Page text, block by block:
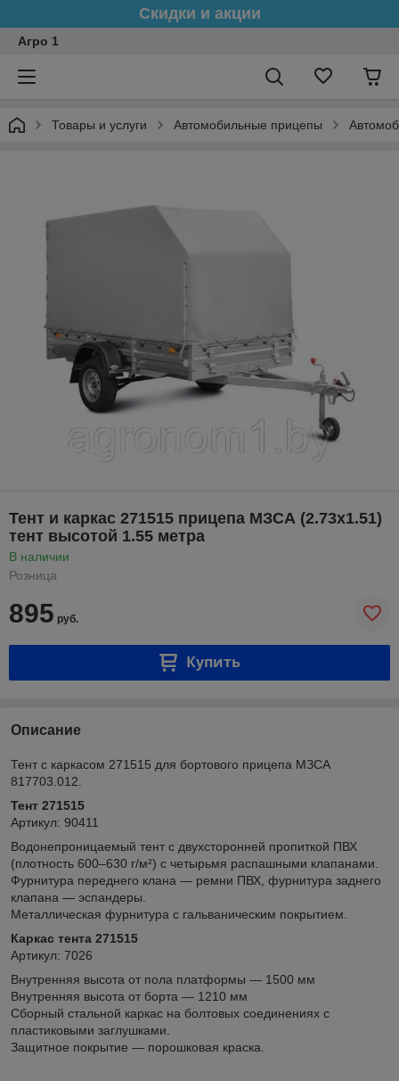
Скидки и акции
Агро 1
Товары и услуги Автомобильные прицепы
Тент и каркас 271515 прицепа МЗСА (2.73х1.51)
тент высотой 1.55 метра
В наличии
Розница
895 руб.
Купить
Описание
Тент с каркасом 271515 для бортового прицепа МЗСА
817703.012.
Тент 271515
Артикул: 90411
Водонепроницаемый тент с двухсторонней пропиткой ПВХ
(плотность 600–630 г/м²) с четырьмя распашными клапанами.
Фурнитура переднего клана — ремни ПВХ, фурнитура заднего
клапана — эспандеры.
Металлическая фурнитура с гальваническим покрытием.
Каркас тента 271515
Артикул: 7026
Внутренняя высота от пола платформы — 1500 мм
Внутренняя высота от борта — 1210 мм
Сборный стальной каркас на болтовых соединениях с
пластиковыми заглушками.
Защитное покрытие — порошковая краска.